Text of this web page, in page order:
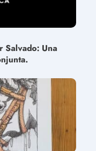
Salvado: Una